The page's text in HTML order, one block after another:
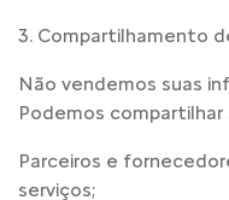
3. Compartilhamento
Não vendemos suas
Podemos
Parceiros e
serviços;